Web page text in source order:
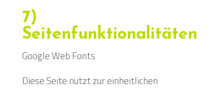
7)
Seitenfunktionalitäten
Google Web Fonts
Diese Seite nutzt zur einheitlichen